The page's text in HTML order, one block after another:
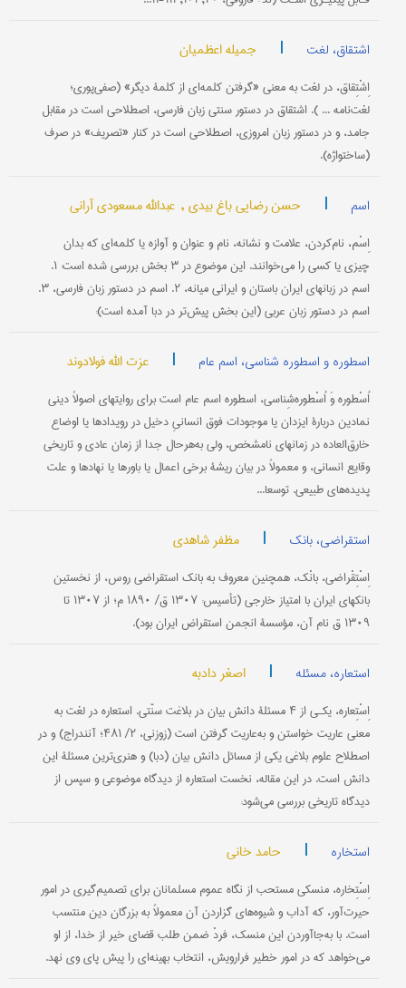
اشتقاق، لغت | جمیله اعظمیان
اِشْتِقاق، در لغت به معنی «گرفتن کلمه‌ای از کلمۀ دیگر» (صفی‌پوری؛
لغت‌نامه ... ). اشتقاق در دستور سنتی زبان فارسی، اصطلاحی است در مقابل
جامد، و در دستور زبان امروزی، اصطلاحی است در کنار «تصریف» در صرف
(ساختواژه).
اسم | حسن رضایی باغ بیدی , عبدالله مسعودی آرانی
اِسْم، نام‌کردن، علامت و نشانه، نام و عنوان و آوازه یا کلمه‌ای که بدان
چیزی یا کسی را می‌خوانند. این موضوع در ۳ بخش بررسی شده است: ۱.
اسم در زبانهای ایران باستان و ایرانی میانه، ۲. اسم در دستور زبان فارسی، ۳.
اسم در دستور زبان عربی (این بخش پیش‌تر در دبا آمده است):
اسطوره و اسطوره شناسی، اسم عام | عزت الله فولادوند
اُسْطوره وَ اُسْطوره‌شِناسی، اسطوره اسم عام است برای روایتهای اصولاً دینی
نمادین دربارۀ ایزدان یا موجودات فوق انسانیِ دخیل در رویدادها یا اوضاع
خارق‌العاده در زمانهای نامشخص، ولی به‌هرحال جدا از زمان عادی و تاریخی
وقایع انسانی، و معمولاً در بیان ریشۀ برخی اعمال یا باورها یا نهادها و علت
پدیده‌های طبیعی. توسعا...
استقراضی، بانک | مظفر شاهدی
اِسْتِقْراضی، ‌‌‌بانْک، همچنین معروف به بانک استقراضی روس، از نخستین
بانکهای ایران با امتیاز خارجی (تأسیس: ۱۳۰۷ ق/ ۱۸۹۰ م؛ از ۱۳۰۷ تا
۱۳۰۹ ق نام آن، مؤسسۀ انجمن استقراض ایران بود).
استعاره، مسئله | اصغر دادبه
اِسْتِعاره، یکـی از ۴ مسئلۀ دانش بیان در بلاغت سنّتی. استعاره در لغت به
معنی عاریت خواستن و به‌عاریت گرفتن است (زوزنی، ۲/ ۴۸۱؛ آنندراج) و در
اصطلاح علوم بلاغی یکی از مسائل دانش بیان (دبا) و هنری‌ترین مسئلۀ این
دانش است. در این مقاله، نخست استعاره از دیدگاه موضوعی و سپس از
دیدگاه تاریخی بررسی می‌شود:
استخاره | حامد خانی
اِسْتِخاره، منسکی مستحب از نگاه عموم مسلمانان برای تصمیم‌گیری در امور
حیرت‌آور، که آداب و شیوه‌های گزاردن آن معمولاً به بزرگان دین منتسب
است. با به‌جا‌آوردن این منسک، فردْ ضمن طلب قضای خیر از خدا، از او
می‌خواهد که در امور خطیر فرارویش، انتخاب بهینه‌ای را پیش پای وی نهد.